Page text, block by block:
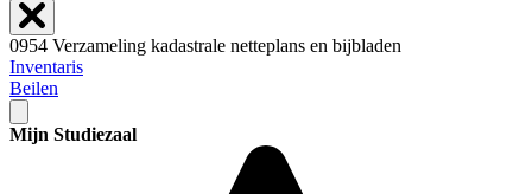
0954 Verzameling kadastrale netteplans en bijbladen
Inventaris
Beilen
Mijn Studiezaal